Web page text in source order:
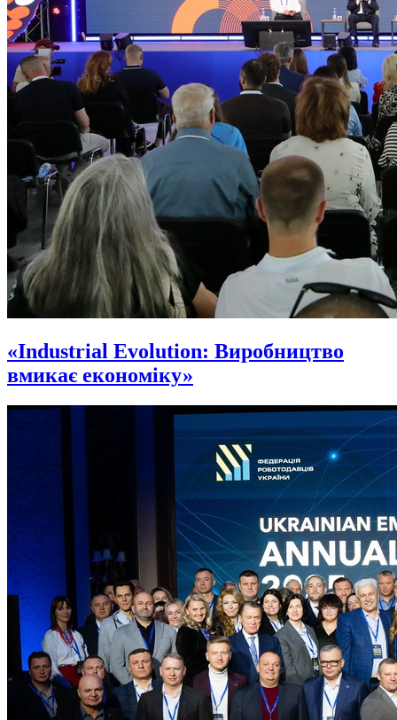
«Industrial Evolution: Виробництво
вмикає економіку»